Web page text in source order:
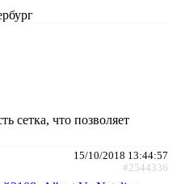
сетка, что позволяет
15/10/2018 13:44:57
#2544336